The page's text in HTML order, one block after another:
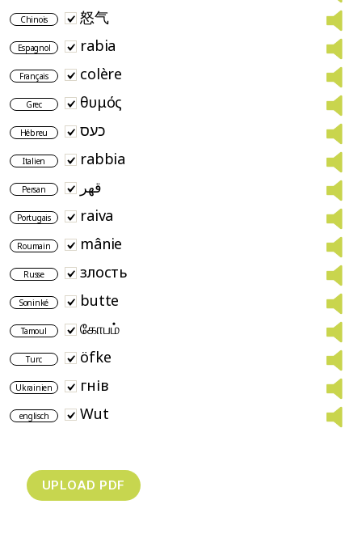
Chinois 怒气
Espagnol rabia
Français colère
Grec θυμός
Hébreu כעס
Italien rabbia
Persan قهر
Portugais raiva
Roumain mânie
Russe злость
Soninké butte
Tamoul கோபம்
Turc öfke
Ukrainien гнів
englisch Wut